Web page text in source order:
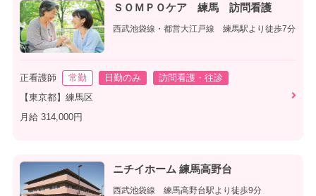
ＳＯＭＰＯケア 練馬 訪問看護
西武池袋線・都営大江戸線 練馬駅より徒歩7分
正看護師 常勤 日勤のみ
訪問看護・往診
【東京都】練馬区
月給 314,000円
ニチイホーム 練馬高野台
西武池袋線 練馬高野台駅より徒歩9分